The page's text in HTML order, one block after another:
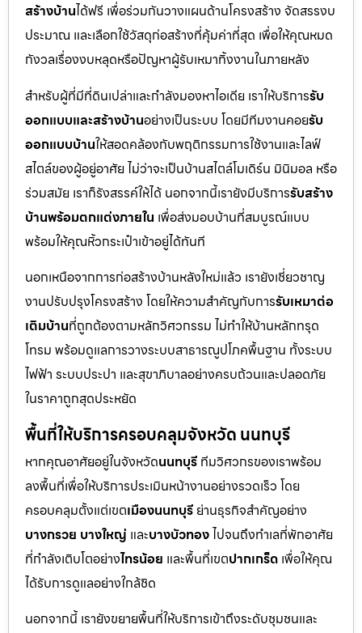
สร้างบ้านได้ฟรี เพื่อร่วมกันวางแผนด้านโครงสร้าง จัดสรรงบ
ประมาณ และเลือกใช้วัสดุก่อสร้างที่คุ้มค่าที่สุด เพื่อให้คุณหมด
กังวลเรื่องงบหลุดหรือปัญหาผู้รับเหมาทิ้งงานในภายหลัง
สำหรับผู้ที่มีที่ดินเปล่าและกำลังมองหาไอเดีย เราให้บริการรับ
ออกแบบและสร้างบ้านอย่างเป็นระบบ โดยมีทีมงานคอยรับ
ออกแบบบ้านให้สอดคล้องกับพฤติกรรมการใช้งานและไลฟ์
สไตล์ของผู้อยู่อาศัย ไม่ว่าจะเป็นบ้านสไตล์โมเดิร์น มินิมอล หรือ
ร่วมสมัย เราก็รังสรรค์ให้ได้ นอกจากนี้เรายังมีบริการรับสร้าง
บ้านพร้อมตกแต่งภายใน เพื่อส่งมอบบ้านที่สมบูรณ์แบบ
พร้อมให้คุณหิ้วกระเป๋าเข้าอยู่ได้ทันที
นอกเหนือจากการก่อสร้างบ้านหลังใหม่แล้ว เรายังเชี่ยวชาญ
งานปรับปรุงโครงสร้าง โดยให้ความสำคัญกับการรับเหมาต่อ
เติมบ้านที่ถูกต้องตามหลักวิศวกรรม ไม่ทำให้บ้านหลักทรุด
โทรม พร้อมดูแลการวางระบบสาธารณูปโภคพื้นฐาน ทั้งระบบ
ไฟฟ้า ระบบประปา และสุขาภิบาลอย่างครบถ้วนและปลอดภัย
ในราคาถูกสุดประหยัด
พื้นที่ให้บริการครอบคลุมจังหวัด นนทบุรี
หากคุณอาศัยอยู่ในจังหวัดนนทบุรี ทีมวิศวกรของเราพร้อม
ลงพื้นที่เพื่อให้บริการประเมินหน้างานอย่างรวดเร็ว โดย
ครอบคลุมตั้งแต่เขตเมืองนนทบุรี ย่านธุรกิจสำคัญอย่าง
บางกรวย บางใหญ่ และบางบัวทองไปจนถึงทำเลที่พักอาศัย
ที่กำลังเติบโตอย่างไทรน้อย และพื้นที่เขตปากเกร็ด เพื่อให้คุณ
ได้รับการดูแลอย่างใกล้ชิด
นอกจากนี้ เรายังขยายพื้นที่ให้บริการเข้าถึงระดับชุมชนและ